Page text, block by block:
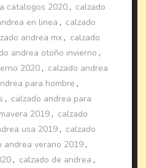
catalogos 2020 , calzado
en linea , calzado
andrea mx , calzado
andrea otoño invierno ,
2020 , calzado andrea
para hombre ,
, calzado andrea para
2019 , calzado
usa 2019 , calzado
andrea verano 2019 ,
, calzado de andrea ,